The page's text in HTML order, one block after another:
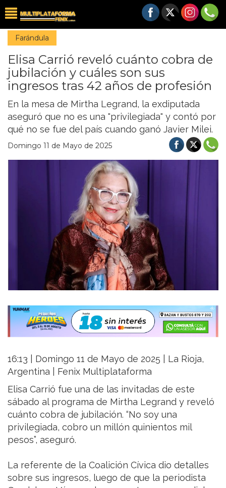
Farándula
Elisa Carrió reveló cuánto cobra de
jubilación y cuáles son sus
ingresos tras 42 años de profesión
En la mesa de Mirtha Legrand, la exdiputada
aseguró que no es una "privilegiada" y contó por
qué no se fue del país cuando ganó Javier Milei.
Domingo 11 de Mayo de 2025
16:13 | Domingo 11 de Mayo de 2025 | La Rioja,
Argentina | Fenix Multiplataforma
Elisa Carrió fue una de las invitadas de este
sábado al programa de Mirtha Legrand y reveló
cuánto cobra de jubilación. “No soy una
privilegiada, cobro un millón quinientos mil
pesos”, aseguró.
La referente de la Coalición Cívica dio detalles
sobre sus ingresos, luego de que la periodista